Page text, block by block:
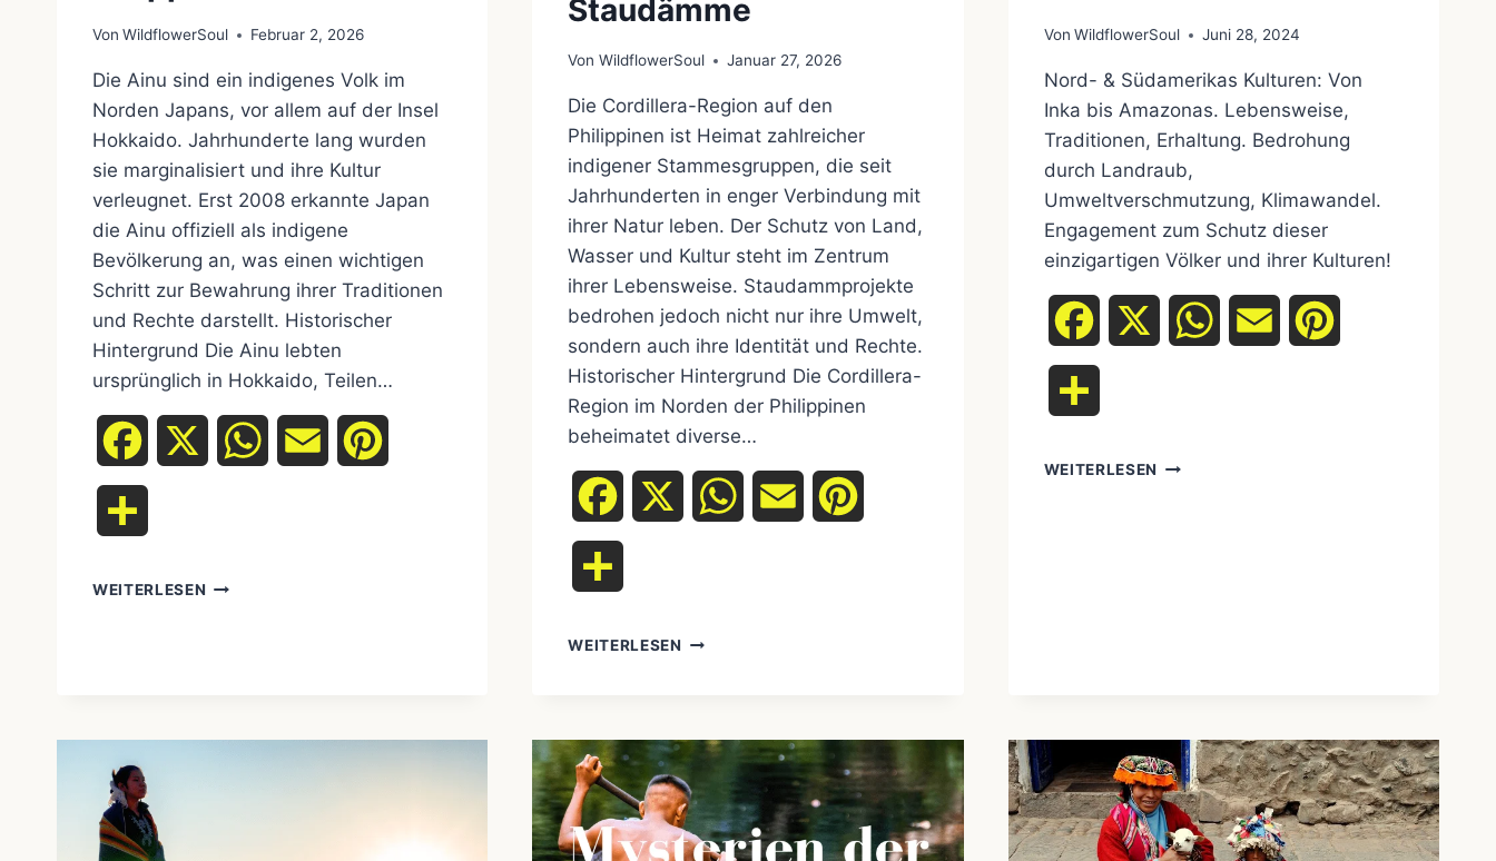
Von WildflowerSoul Februar 2, 2026
Die Ainu sind ein indigenes Volk im
Norden Japans, vor allem auf der Insel
Hokkaido. Jahrhunderte lang wurden
sie marginalisiert und ihre Kultur
verleugnet. Erst 2008 erkannte Japan
die Ainu offiziell als indigene
Bevölkerung an, was einen wichtigen
Schritt zur Bewahrung ihrer Traditionen
und Rechte darstellt. Historischer
Hintergrund Die Ainu lebten
ursprünglich in Hokkaido, Teilen…
Facebook WhatsAppEmail
WEITERLESEN
Staudämme
Von WildflowerSoul Januar 27, 2026
Die Cordillera-Region auf den
Philippinen ist Heimat zahlreicher
indigener Stammesgruppen, die seit
Jahrhunderten in enger Verbindung mit
ihrer Natur leben. Der Schutz von Land,
Wasser und Kultur steht im Zentrum
ihrer Lebensweise. Staudammprojekte
bedrohen jedoch nicht nur ihre Umwelt,
sondern auch ihre Identität und Rechte.
Historischer Hintergrund Die Cordillera-
Region im Norden der Philippinen
beheimatet diverse…
Facebook WhatsAppEmail
WEITERLESEN
DER
CORDILLERA
UND
IHR
KAMPF
Von WildflowerSoul Juni 28, 2024
Nord- & Südamerikas Kulturen: Von
Inka bis Amazonas. Lebensweise,
Traditionen, Erhaltung. Bedrohung
durch Landraub,
Umweltverschmutzung, Klimawandel.
Engagement zum Schutz dieser
einzigartigen Völker und ihrer Kulturen!
Facebook WhatsAppEmail
WEITERLESEN VERSCHIEDENE